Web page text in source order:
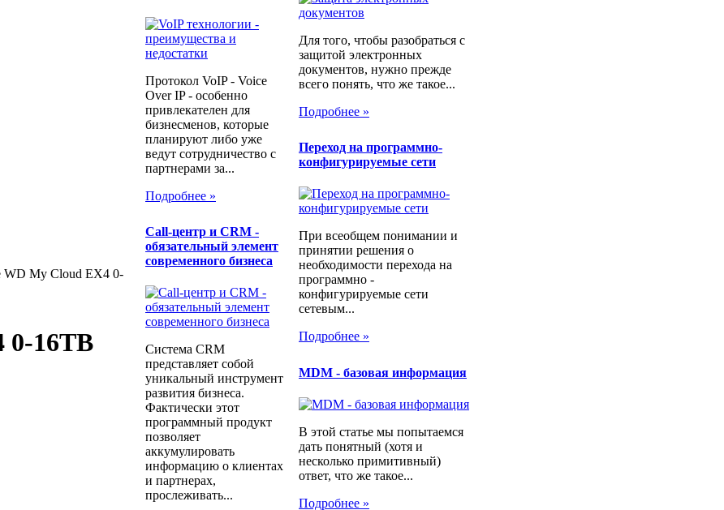
My Cloud EX4 0-
16TB
Протокол VoIP - Voice
Over IP - особенно
привлекателен для
бизнесменов, которые
планируют либо уже
ведут сотрудничество с
партнерами за...
Подробнее »
Call-центр и CRM -
обязательный элемент
современного бизнеса
Система CRM
представляет собой
уникальный инструмент
развития бизнеса.
Фактически этот
программный продукт
позволяет
аккумулировать
информацию о клиентах
и партнерах,
прослеживать...
Для того, чтобы разобраться с
защитой электронных
документов, нужно прежде
всего понять, что же такое...
Подробнее »
Переход на программно-
конфигурируемые сети
При всеобщем понимании и
принятии решения о
необходимости перехода на
программно -
конфигурируемые сети
сетевым...
Подробнее »
MDM - базовая информация
В этой статье мы попытаемся
дать понятный (хотя и
несколько примитивный)
ответ, что же такое...
Подробнее »